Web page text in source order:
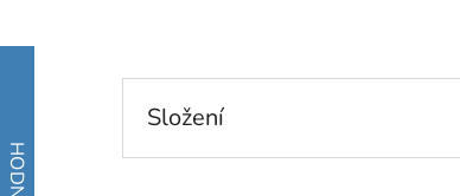
Složení